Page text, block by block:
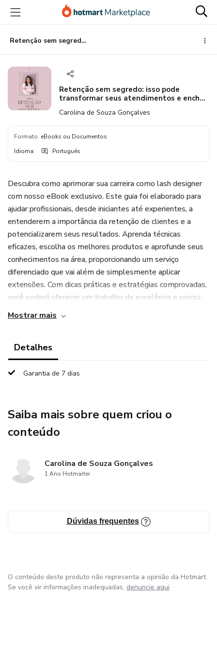
para
conteúdo
principal
para
pagamento
para
rodapé
Retenção sem segredo: isso pode transformar seus atendimentos e encher sua agenda
Retenção sem segredo: isso pode
transformar seus atendimentos e encher
Carolina de Souza Gonçalves
Formato: eBooks ou Documentos
Idioma: Português
Descubra como aprimorar sua carreira como lash designer
com nosso eBook exclusivo. Este guia foi elaborado para
ajudar profissionais, desde iniciantes até experientes, a
entenderem a importância da retenção de clientes e a
potencializarem seus resultados. Aprenda técnicas
eficazes, escolha os melhores produtos e aprofunde seus
conhecimentos na área, proporcionando um serviço
diferenciado que vai além de simplesmente aplicar
extensões. Com dicas práticas e estratégias comprovadas,
você poderá oferecer um trabalho de excelência e conqui...
Mostrar mais
Detalhes
Garantia de 7 dias
Saiba mais sobre quem criou o
conteúdo
Carolina de Souza Gonçalves
1 Ano Hotmarter
Dúvidas frequentes
O conteúdo deste produto não representa a opinião da Hotmart.
Se você vir informações inadequadas, denuncie aqui